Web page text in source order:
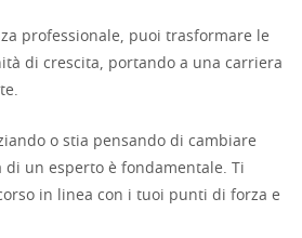
professionale, puoi trasformare le
di crescita, portando a una carriera
o stia pensando di cambiare
di un esperto è fondamentale. Ti
in linea con i tuoi punti di forza e